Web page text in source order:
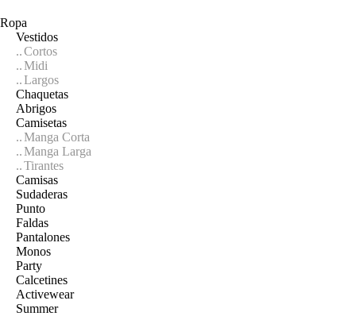
Ropa
Vestidos
Cortos
Midi
Largos
Chaquetas
Abrigos
Camisetas
Manga Corta
Manga Larga
Tirantes
Camisas
Sudaderas
Punto
Faldas
Pantalones
Monos
Party
Calcetines
Activewear
Summer